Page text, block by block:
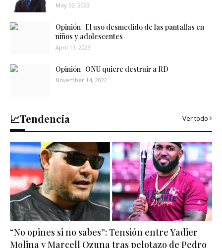
May 02, 2023
Opinión | El uso desmedido de las pantallas en
niños y adolescentes
April 13, 2023
Opinión | ONU quiere destruir a RD
November 14, 2022
📈Tendencia Ver todo
“No opines si no sabes”: Tensión entre Yadier
Molina y Marcell Ozuna tras pelotazo de Pedro